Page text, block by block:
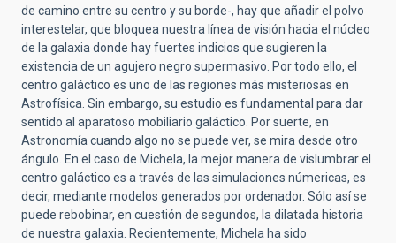
de camino entre su centro y su borde-, hay que añadir el polvo
interestelar, que bloquea nuestra línea de visión hacia el núcleo
de la galaxia donde hay fuertes indicios que sugieren la
existencia de un agujero negro supermasivo. Por todo ello, el
centro galáctico es uno de las regiones más misteriosas en
Astrofísica. Sin embargo, su estudio es fundamental para dar
sentido al aparatoso mobiliario galáctico. Por suerte, en
Astronomía cuando algo no se puede ver, se mira desde otro
ángulo. En el caso de Michela, la mejor manera de vislumbrar el
centro galáctico es a través de las simulaciones númericas, es
decir, mediante modelos generados por ordenador. Sólo así se
puede rebobinar, en cuestión de segundos, la dilatada historia
de nuestra galaxia. Recientemente, Michela ha sido